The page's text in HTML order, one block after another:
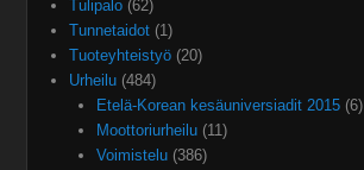
Tulipalo (62)
Tunnetaidot (1)
Tuoteyhteistyö (20)
Urheilu (484)
Etelä-Korean kesäuniversiadit 2015(6)
Moottoriurheilu(11)
Voimistelu(386)